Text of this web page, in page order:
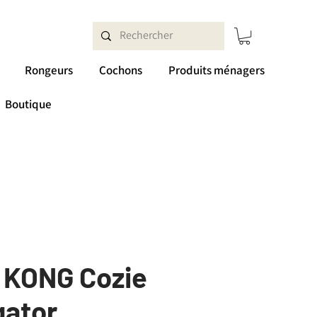
Rongeurs Cochons Produits ménagers
Boutique
Cozie